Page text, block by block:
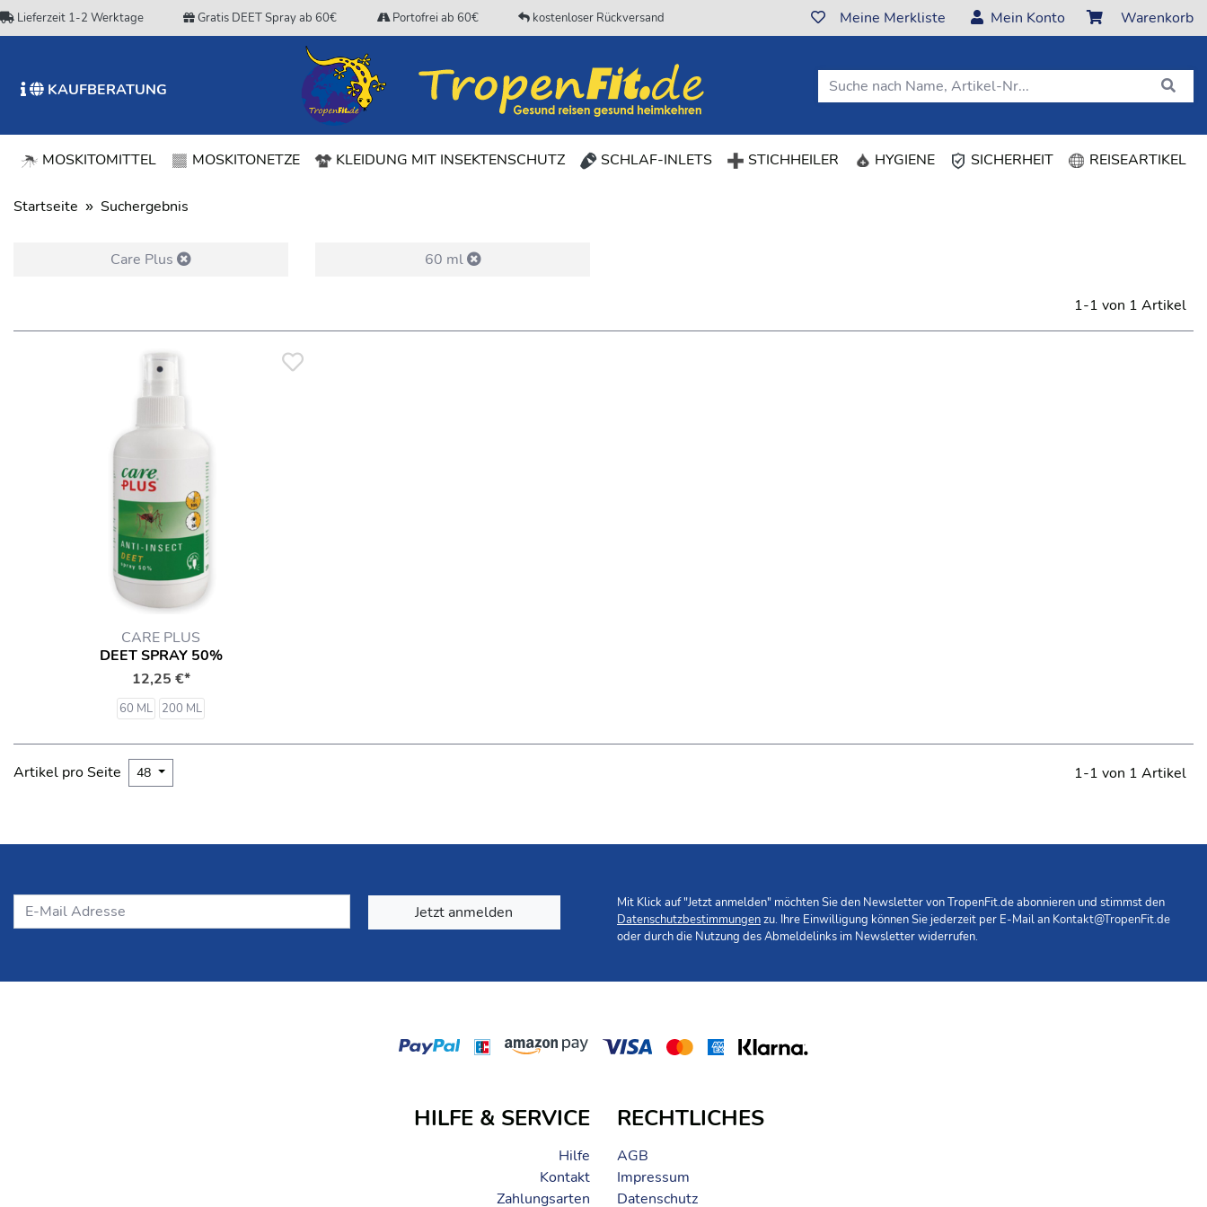
Lieferzeit 1-2 Werktage Gratis DEET Spray ab 60€ Portofrei ab 60€ kostenloser Rückversand Meine Merkliste Mein Konto Warenkorb
KAUFBERATUNG
MOSKITOMITTEL MOSKITONETZE KLEIDUNG MIT INSEKTENSCHUTZ SCHLAF-INLETS STICHHEILER HYGIENE SICHERHEIT REISEARTIKEL
Startseite Suchergebnis
Care Plus 60 ml
1-1 von 1 Artikel
CARE PLUS
DEET SPRAY 50%
12,25 €*
60 ML 200 ML
Artikel pro Seite 48 1-1 von 1 Artikel
Jetzt anmelden
Mit Klick auf "Jetzt anmelden" möchten Sie den Newsletter von TropenFit.de abonnieren und stimmst den
Datenschutzbestimmungenzu. Ihre Einwilligung können Sie jederzeit per E-Mail an Kontakt@TropenFit.de
oder durch die Nutzung des Abmeldelinks im Newsletter widerrufen.
HILFE & SERVICE
Hilfe
Kontakt
Zahlungsarten
RECHTLICHES
AGB
Impressum
Datenschutz